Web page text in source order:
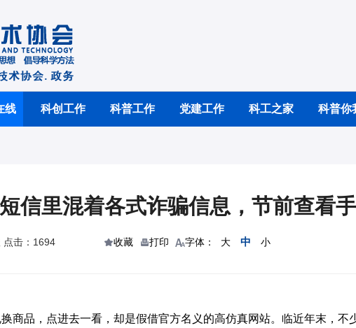
线 科创工作 科普工作 党建工作 科工之家 科普你
信里混着各式诈骗信息，节前查看
点击：1694 收藏 打印 字体： 大 中 小
商品，点进去一看，却是假借官方名义的高仿真网站。临近年末，不